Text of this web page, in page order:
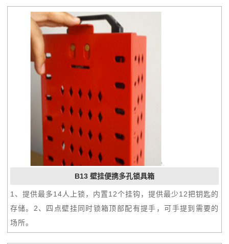
B13 壁挂便携多孔锁具箱
1、提供最多14人上锁，内置12个挂钩，提供最少12把钥匙的
存储。2、四点壁挂同时锁箱顶部配有提手，可手提到需要的
场所。